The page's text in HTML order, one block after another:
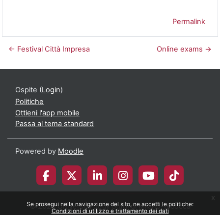
Se prosegui nella navigazione del sito, ne accetti le politiche:
Condizioni di utilizzo e trattamento dei dati
x
Permalink
← Festival Città Impresa Online exams →
Ospite (Login)
Politiche
Ottieni l'app mobile
Passa al tema standard
Powered by Moodle
© 2026 Università degli Studi di Milano-Bicocca